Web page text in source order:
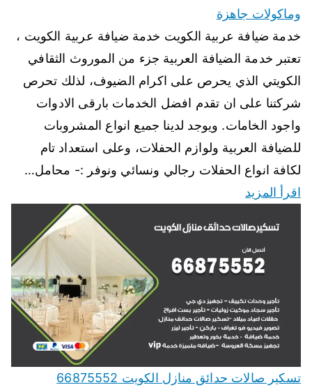
وماكولات جاهزة
خدمة ضيافة عربية الكويت خدمة ضيافة عربية الكويت ،
تعتبر خدمة الضيافة العربية جزء من الموروث الثقافي
الكويتي الذي يحرص على اكرام الضيوف، لذلك تحرص
شركتنا على ان تقدم افضل الخدمات بارقى الادوات
واجود الخامات. ويوجد لدينا جميع انواع المشروبات
للضيافة العربية ولوازم الحفلات، وعلى استعداد تام
لكافة انواع الحفلات رجالي ونسائي ونوفر :- محامل…
اقرأ المزيد
تسكير صالات حدائق منازل الكويت 66875552